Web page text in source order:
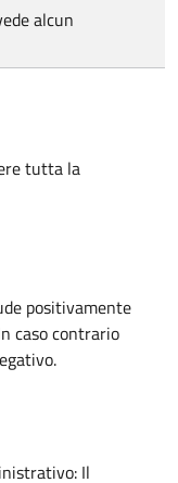
alcun
tutta la
positivamente
caso contrario
Il